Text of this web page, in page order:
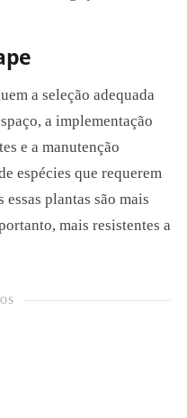
a seleção adequada
a implementação
e a manutenção
espécies que requerem
plantas são mais
mais resistentes a